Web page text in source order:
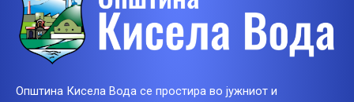
Општина Кисела Вода се простира во јужниот и